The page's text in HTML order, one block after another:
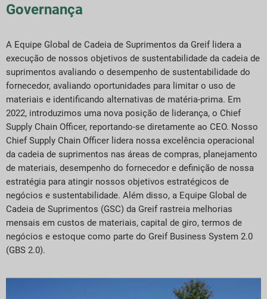
Governança
A Equipe Global de Cadeia de Suprimentos da Greif lidera a
execução de nossos objetivos de sustentabilidade da cadeia de
suprimentos avaliando o desempenho de sustentabilidade do
fornecedor, avaliando oportunidades para limitar o uso de
materiais e identificando alternativas de matéria-prima. Em
2022, introduzimos uma nova posição de liderança, o Chief
Supply Chain Officer, reportando-se diretamente ao CEO. Nosso
Chief Supply Chain Officer lidera nossa excelência operacional
da cadeia de suprimentos nas áreas de compras, planejamento
de materiais, desempenho do fornecedor e definição de nossa
estratégia para atingir nossos objetivos estratégicos de
negócios e sustentabilidade. Além disso, a Equipe Global de
Cadeia de Suprimentos (GSC) da Greif rastreia melhorias
mensais em custos de materiais, capital de giro, termos de
negócios e estoque como parte do Greif Business System 2.0
(GBS 2.0).